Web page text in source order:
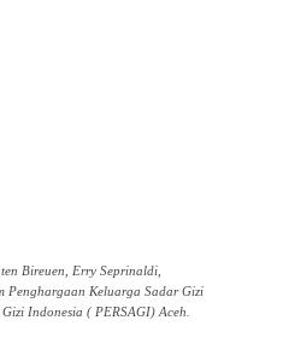
Bireuen, Erry Seprinaldi,
Penghargaan Keluarga Sadar Gizi
Indonesia ( PERSAGI) Aceh.